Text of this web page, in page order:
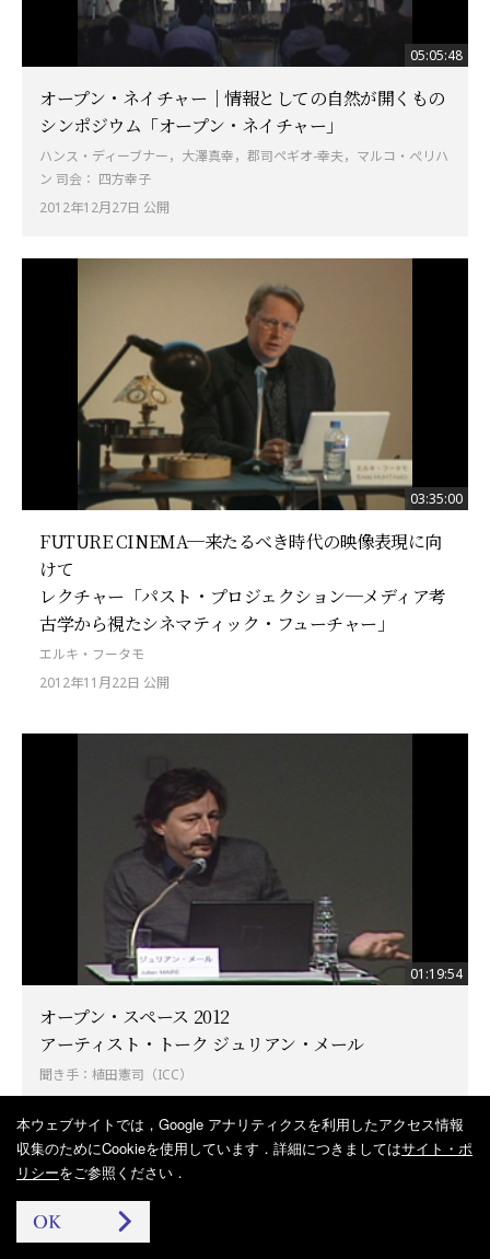
05:05:48
オープン・ネイチャー｜情報としての自然が開くもの
シンポジウム「オープン・ネイチャー」
ハンス・ディーブナー，大澤真幸，郡司ペギオ-幸夫，マルコ・ぺリハ
ン 司会： 四方幸子
2012年12月27日 公開
03:35:00
FUTURE CINEMA─来たるべき時代の映像表現に向
けて
レクチャー「パスト・プロジェクション─メディア考
古学から視たシネマティック・フューチャー」
エルキ・フータモ
2012年11月22日 公開
01:19:54
オープン・スペース 2012
アーティスト・トーク ジュリアン・メール
聞き手：植田憲司（ICC）
本ウェブサイトでは，Google アナリティクスを利用したアクセス情報
収集のためにCookieを使用しています． 詳細につきましてはサイト・ポ
リシーをご参照ください．